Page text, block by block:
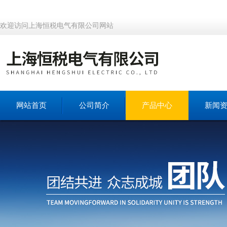
欢迎访问上海恒税电气有限公司网站
网站首页 公司简介 产品中心 新闻